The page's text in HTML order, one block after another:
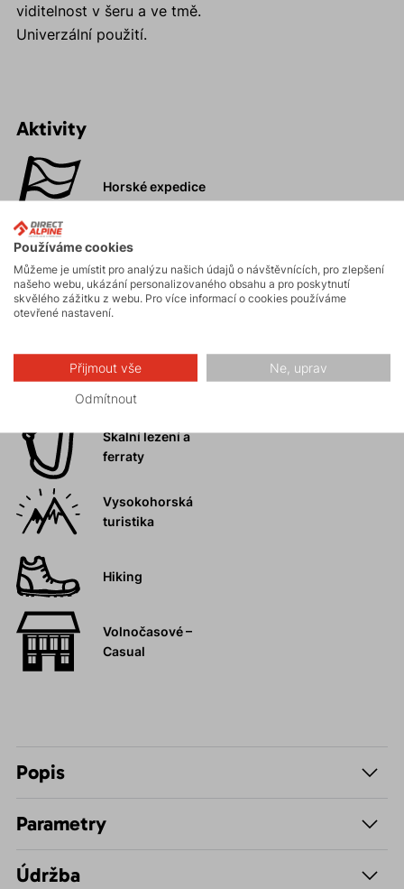
viditelnost v šeru a ve tmě.
Univerzální použití.
Aktivity
Horské expedice
Ledolezení
Skialpinismus
Turistika
Skalní lezení a
ferraty
Vysokohorská
turistika
Hiking
Volnočasové –
Casual
Popis
Parametry
Údržba
Používáme cookies
Můžeme je umístit pro analýzu našich údajů o návštěvnících, pro zlepšení
našeho webu, ukázání personalizovaného obsahu a pro poskytnutí
skvělého zážitku z webu. Pro více informací o cookies používáme
otevřené nastavení.
Přijmout vše Ne, uprav
Odmítnout